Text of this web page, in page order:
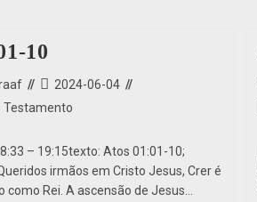
10
2024-06-04
Testamento
– 19:15texto: Atos 01:01-10;
irmãos em Cristo Jesus, Crer é
como Rei. A ascensão de Jesus…